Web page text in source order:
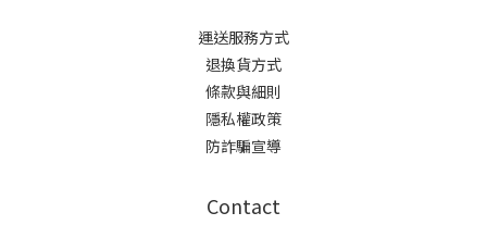
運送服務方式
退換貨方式
條款與細則
隱私權政策
防詐騙宣導
Contact